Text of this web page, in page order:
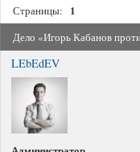
Страницы: 1
Дело «Игорь Кабанов
LEbEdEV